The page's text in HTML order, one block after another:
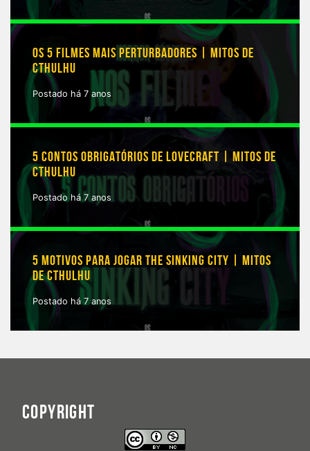
OS 5 FILMES MAIS PERTURBADORES | MITOS DE
CTHULHU
Postado há 7 anos
5 CONTOS OBRIGATÓRIOS DE LOVECRAFT | MITOS DE
CTHULHU
Postado há 7 anos
5 MOTIVOS PARA JOGAR THE SINKING CITY | MITOS
DE CTHULHU
Postado há 7 anos
COPYRIGHT